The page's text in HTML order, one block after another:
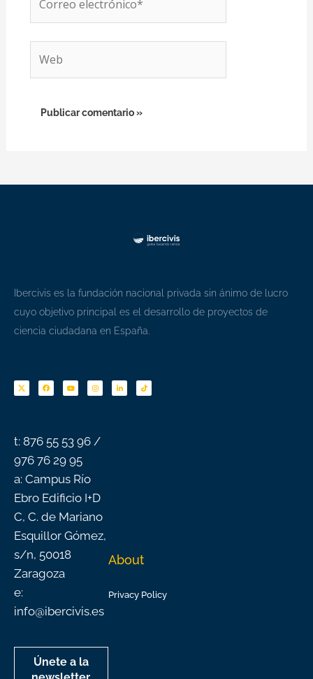
Ibercivis es la fundación nacional privada sin ánimo de lucro
cuyo objetivo principal es el desarrollo de proyectos de
ciencia ciudadana en España.
c
e
b
u
t
u
s
t
a
n
k
e
k
t
o
t: 876 55 53 96 /
976 76 29 95
a: Campus Río
Ebro Edificio I+D
C, C. de Mariano
Esquillor Gómez,
s/n, 50018
Zaragoza
e:
info@ibercivis.es
Únete a la
About
Privacy Policy